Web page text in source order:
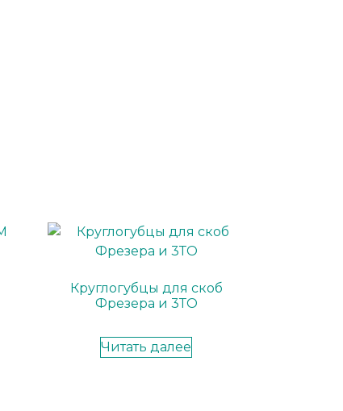
Круглогубцы для скоб
Фрезера и 3ТО
Читать далее